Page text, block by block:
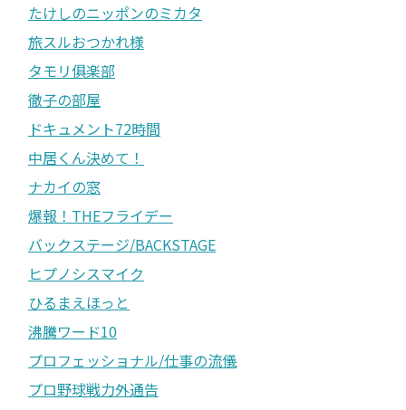
たけしのニッポンのミカタ
旅スルおつかれ様
タモリ俱楽部
徹子の部屋
ドキュメント72時間
中居くん決めて！
ナカイの窓
爆報！THEフライデー
バックステージ/BACKSTAGE
ヒプノシスマイク
ひるまえほっと
沸騰ワード10
プロフェッショナル/仕事の流儀
プロ野球戦力外通告